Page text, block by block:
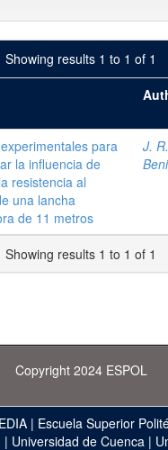
Showing results 1 to 1 of 1
para
la influencia de
resistencia al
una lancha
de 11 metros
J.
Showing results 1 to 1 of 1
Copyright 2024 ESPOL
| Escuela Superior
| Universidad de Cuenca|